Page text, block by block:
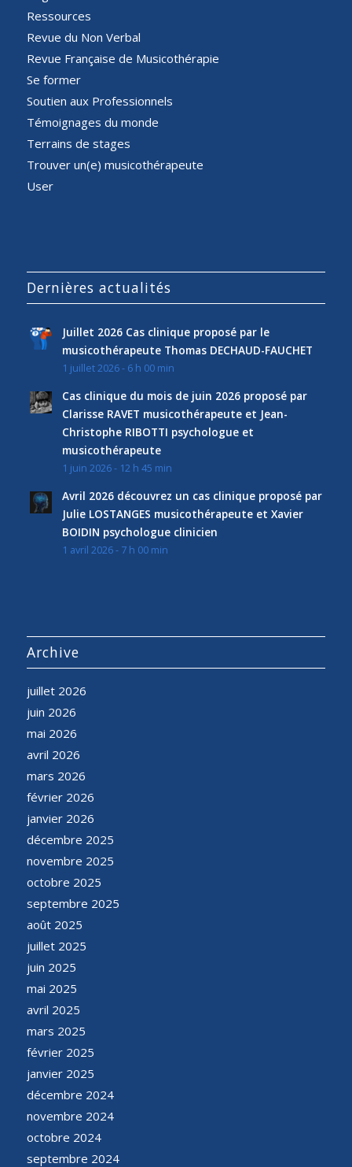
Ressources
Revue du Non Verbal
Revue Française de Musicothérapie
Se former
Soutien aux Professionnels
Témoignages du monde
Terrains de stages
Trouver un(e) musicothérapeute
User
Dernières actualités
Juillet 2026 Cas clinique proposé par le
musicothérapeute Thomas DECHAUD-FAUCHET
1 juillet 2026 - 6 h 00 min
Cas clinique du mois de juin 2026 proposé par
Clarisse RAVET musicothérapeute et Jean-
Christophe RIBOTTI psychologue et
musicothérapeute
1 juin 2026 - 12 h 45 min
Avril 2026 découvrez un cas clinique proposé par
Julie LOSTANGES musicothérapeute et Xavier
BOIDIN psychologue clinicien
1 avril 2026 - 7 h 00 min
Archive
juillet 2026
juin 2026
mai 2026
avril 2026
mars 2026
février 2026
janvier 2026
décembre 2025
novembre 2025
octobre 2025
septembre 2025
août 2025
juillet 2025
juin 2025
mai 2025
avril 2025
mars 2025
février 2025
janvier 2025
décembre 2024
novembre 2024
octobre 2024
septembre 2024